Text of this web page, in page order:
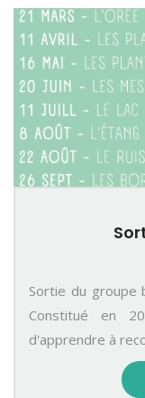
Sortie du groupe
Constitué en
d'apprendre à